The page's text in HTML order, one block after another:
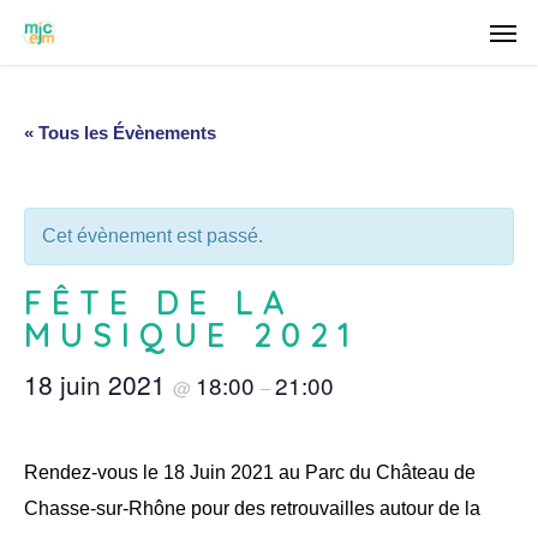
« Tous les Évènements
Cet évènement est passé.
FÊTE DE LA
MUSIQUE 2021
18 juin 2021 @ 18:00 –21:00
Rendez-vous le 18 Juin 2021 au Parc du Château de
Chasse-sur-Rhône pour des retrouvailles autour de la